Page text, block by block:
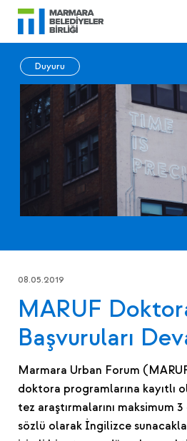
Duyuru
08.05.2019
MARUF
Başvuruları
Marmara Urban Forum
doktora programlarına kayıtlı
tez araştırmalarını maksimum
sözlü olarak İngilizce